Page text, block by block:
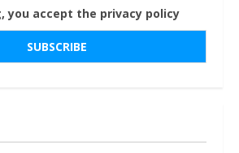
you accept the privacy policy